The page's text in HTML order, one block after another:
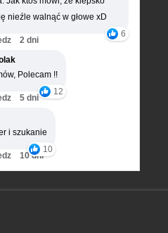
nieźle walnąć w głowe xD
6
2 dni
Polecam !!
12
5 dni
i szukanie
10
10 dni